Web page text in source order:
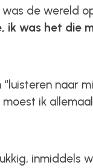
was de wereld
ik was het die
“luisteren naar
moest ik
inmiddels